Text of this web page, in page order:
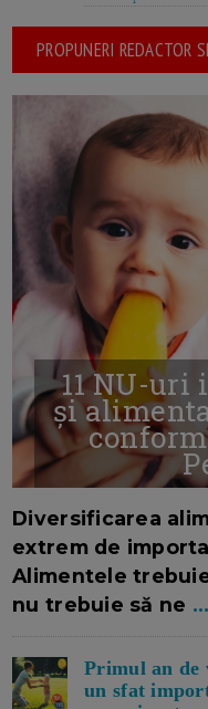
PROPUNERI REDACTOR
11 NU-
și
Diversificarea
extrem de
Alimentele
nu trebuie să ne ...
Primul an de
un sfat